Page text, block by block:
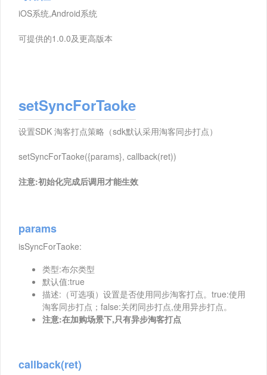
iOS系统,Android系统
可提供的1.0.0及更高版本
setSyncForTaoke
设置SDK 淘客打点策略（sdk默认采用淘客同步打点）
setSyncForTaoke({params}, callback(ret))
注意:初始化完成后调用才能生效
params
isSyncForTaoke:
类型:布尔类型
默认值:true
描述:（可选项）设置是否使用同步淘客打点。true:使用
淘客同步打点；false:关闭同步打点,使用异步打点。
注意:在加购场景下,只有异步淘客打点
callback(ret)